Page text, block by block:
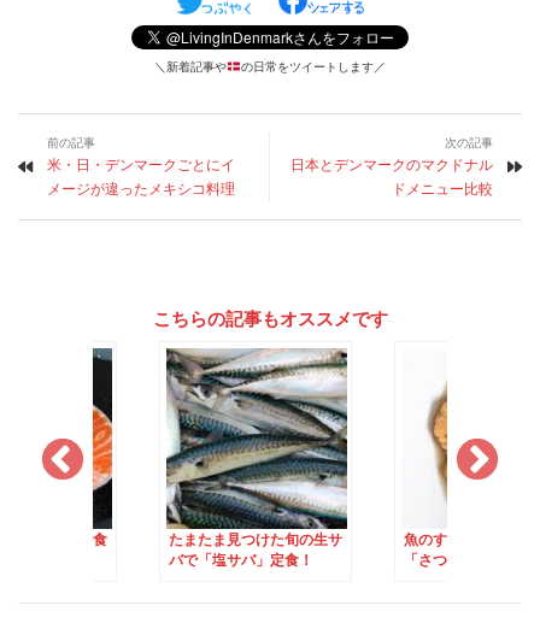
＼新着記事や の日常をツイートします／
前の記事
米・日・デンマークごとにイ
メージが違ったメキシコ料理
次の記事
日本とデンマークのマクドナル
ドメニュー比較
こちらの記事もオススメです
つけた旬の生サ
魚のすり身で「つみれ」
「さつま揚げ」にチャレン
旬のカレイを見つけ
「子持ちカレイの煮